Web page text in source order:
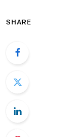
SHARE